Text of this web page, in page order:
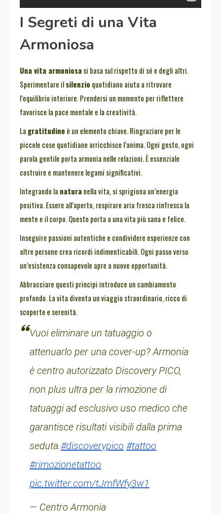
I Segreti di una Vita
Armoniosa
Una vita armoniosa si basa sul rispetto di sé e degli altri.
Sperimentare ilsilenzio quotidiano aiuta a ritrovare
l’equilibrio interiore. Prendersi un momento per riflettere
favorisce la pace mentale e la creatività.
La gratitudine è un elemento chiave. Ringraziare per le
piccole cose quotidiane arricchisce l’anima. Ogni gesto, ogni
parola gentile porta armonia nelle relazioni. È essenziale
costruire e mantenere legami significativi.
Integrando la natura nella vita, si sprigiona un’energia
positiva. Essere all’aperto, respirare aria fresca rinfresca la
mente e il corpo. Questo porta a una vita più sana e felice.
Inseguire passioni autentiche e condividere esperienze con
altre persone crea ricordi indimenticabili. Ogni passo verso
un’esistenza consapevole apre a nuove opportunità.
Abbracciare questi principi introduce un cambiamento
profondo. La vita diventa un viaggio straordinario, ricco di
scoperte e serenità.
Vuoi eliminare un tatuaggio o
attenuarlo per una cover-up? Armonia
è centro autorizzato Discovery PICO,
non plus ultra per la rimozione di
tatuaggi ad esclusivo uso medico che
garantisce risultati visibili dalla prima
seduta.#discoverypico #tattoo
#rimozionetattoo
pic.twitter.com/tJmfWfy3w1
— Centro Armonia